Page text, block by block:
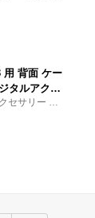
用 背面 ケー
タルアクセ
ドナット
サリー スマ